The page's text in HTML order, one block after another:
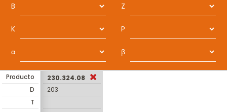
B Z
K P
α β
Producto
D
T
230.324.08
203